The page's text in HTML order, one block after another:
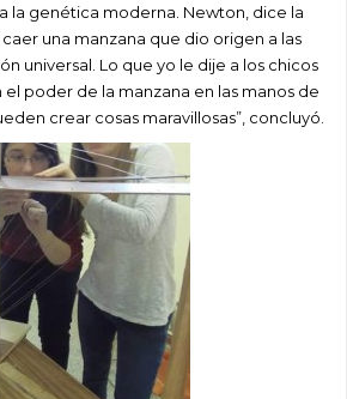
la genética moderna. Newton, dice la
una manzana que dio origen a las
universal. Lo que yo le dije a los chicos
poder de la manzana en las manos de
crear cosas maravillosas”, concluyó.